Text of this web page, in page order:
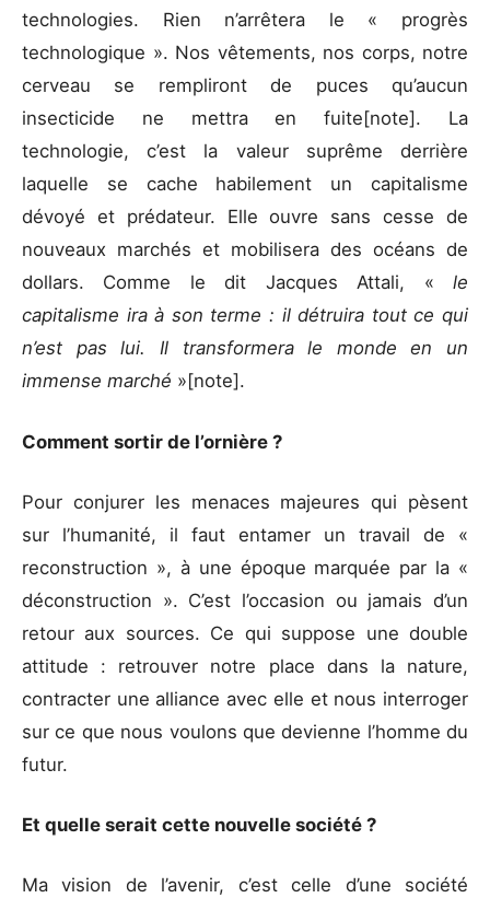
technologies. Rien n’arrêtera le « progrès
technologique ». Nos vêtements, nos corps, notre
cerveau se rempliront de puces qu’aucun
insecticide ne mettra en fuite[note]. La
technologie, c’est la valeur suprême derrière
laquelle se cache habilement un capitalisme
dévoyé et prédateur. Elle ouvre sans cesse de
nouveaux marchés et mobilisera des océans de
dollars. Comme le dit Jacques Attali, « le
capitalisme ira à son terme : il détruira tout ce qui
n’est pas lui. Il transformera le monde en un
immense marché »[note].
Comment sortir de l’ornière ?
Pour conjurer les menaces majeures qui pèsent
sur l’humanité, il faut entamer un travail de «
reconstruction », à une époque marquée par la «
déconstruction ». C’est l’occasion ou jamais d’un
retour aux sources. Ce qui suppose une double
attitude : retrouver notre place dans la nature,
contracter une alliance avec elle et nous interroger
sur ce que nous voulons que devienne l’homme du
futur.
Et quelle serait cette nouvelle société ?
Ma vision de l’avenir, c’est celle d’une société